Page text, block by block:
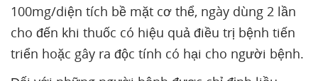
100mg/diện tích bề mặt cơ thể, ngày dùng 2 lần
cho đến khi thuốc có hiệu quả điều trị bệnh tiến
triển hoặc gây ra độc tính có hại cho người bệnh.